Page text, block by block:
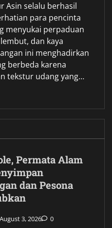
Asin selalu berhasil
para pencinta
menyukai perpaduan
dan kaya
ini menghadirkan
berbeda karena
tekstur udang yang…
Permata Alam
dan Pesona
August 3, 2026 0